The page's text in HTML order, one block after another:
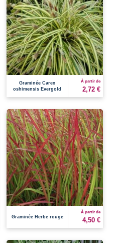
Graminée Carex
oshimensis Evergold
À partir de
2,72 €
Graminée Herbe rouge
À partir de
4,50 €